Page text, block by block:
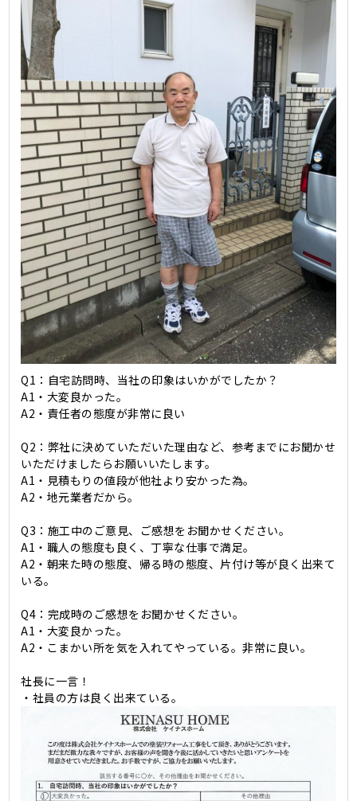
Q1：自宅訪問時、当社の印象はいかがでしたか？
A1・大変良かった。
A2・責任者の態度が非常に良い
Q2：弊社に決めていただいた理由など、参考までにお聞かせ
いただけましたらお願いいたします。
A1・見積もりの値段が他社より安かった為。
A2・地元業者だから。
Q3：施工中のご意見、ご感想をお聞かせください。
A1・職人の態度も良く、丁寧な仕事で満足。
A2・朝来た時の態度、帰る時の態度、片付け等が良く出来て
いる。
Q4：完成時のご感想をお聞かせください。
A1・大変良かった。
A2・こまかい所を気を入れてやっている。非常に良い。
社長に一言！
・社員の方は良く出来ている。